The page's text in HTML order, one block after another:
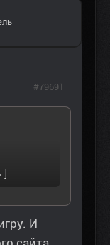
И
#79691